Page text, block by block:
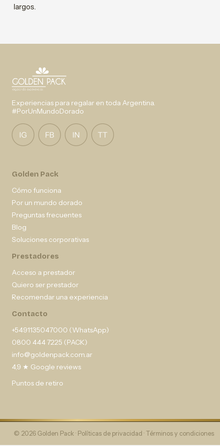
largos.
Experiencias para regalar en toda Argentina.
#PorUnMundoDorado
Golden Pack
Cómo funciona
Por un mundo dorado
Preguntas frecuentes
Blog
Soluciones corporativas
Prestadores
Acceso a prestador
Quiero ser prestador
Recomendar una experiencia
Contacto
+5491135047000 (WhatsApp)
0800 444 7225 (PACK)
info@goldenpack.com.ar
4,9 ★ Google reviews
Puntos de retiro
© 2026 Golden Pack · Políticas de privacidad · Términos y condiciones